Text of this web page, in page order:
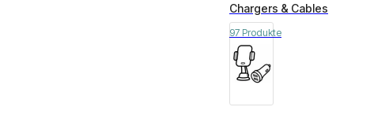
Chargers & Cables
97 Produkte